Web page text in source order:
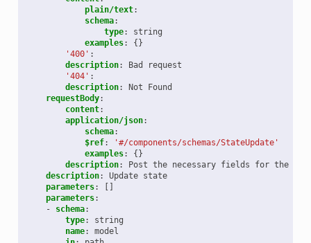
plain/text:
schema:
type:
string
examples:
{}
'400' :
description:
Bad request
'404' :
description:
Not Found
requestBody:
content:
application/json:
schema:
$ref:
'#/components/schemas/StateUpdate'
examples:
{}
description:
Post the necessary fields for the
description:
Update state
parameters:
[]
parameters:
-
schema:
type:
string
name:
model